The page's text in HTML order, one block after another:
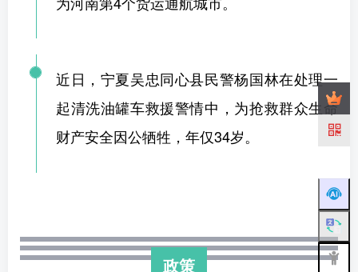
近日，宁夏吴忠同心县民警杨国林在处理一
起清洗油罐车救援警情中，为抢救群众生命
财产安全因公牺牲，年仅34岁。
政策